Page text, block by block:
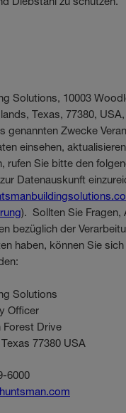
Solutions, 10003
Texas, 77380,
genannten Zwecke
einsehen,
rufen Sie bitte den
Datenauskunft
). Sollten Sie Fragen,
bezüglich der
haben, können Sie
Solutions
Officer
Forest Drive
77380 USA
6000